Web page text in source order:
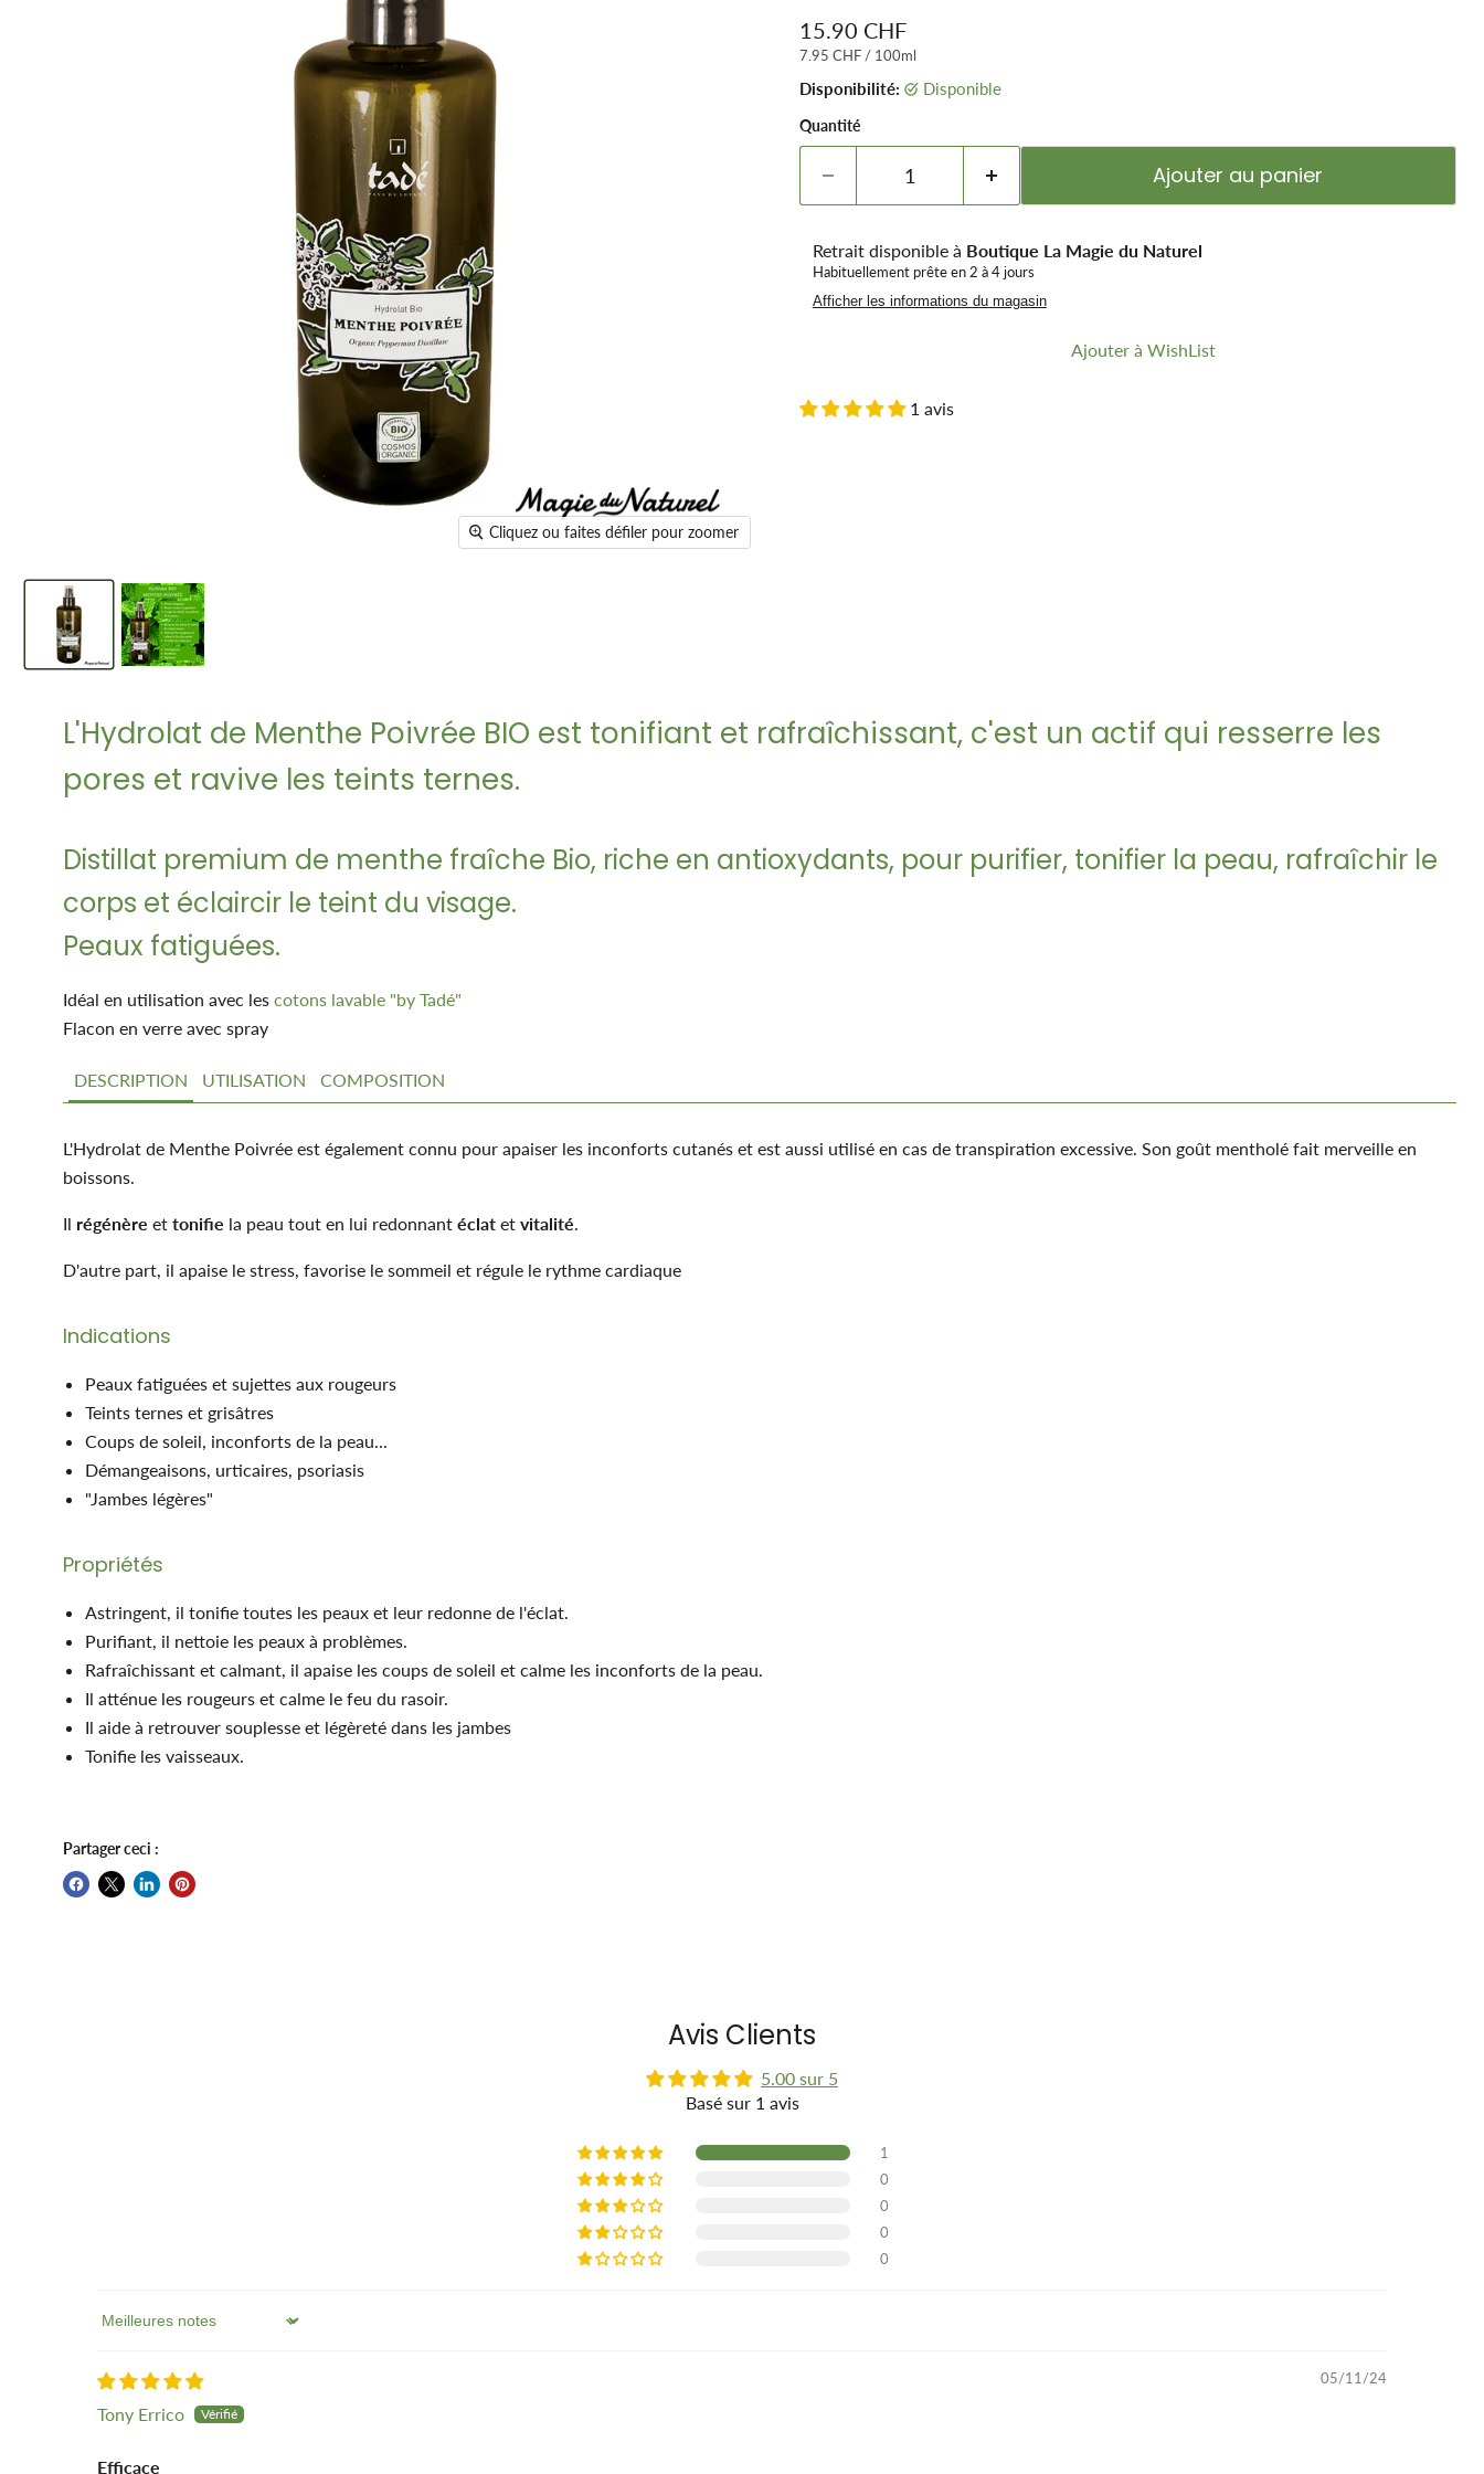
Cliquez ou faites défiler pour zoomer
Prix remisé
15.90 CHF
7.95 CHF/ 100ml
Disponibilité: Disponible
Quantité
Ajouter au panier
Retrait disponible à Boutique La Magie du Naturel
Habituellement prête en 2 à 4 jours
Afficher les informations du magasin
Ajouter à WishList
1 avis
L'Hydrolat de Menthe Poivrée BIO est tonifiant et rafraîchissant, c'est un actif qui resserre les
pores et ravive les teints ternes.
Distillat premium de menthe fraîche Bio, riche en antioxydants, pour purifier, tonifier la peau, rafraîchir le
corps et éclaircir le teint du visage.
Peaux fatiguées.
Idéal en utilisation avec lescotons lavable "by Tadé"
Flacon en verre avec spray
DESCRIPTION UTILISATION COMPOSITION
L'Hydrolat de Menthe Poivrée est également connu pour apaiser les inconforts cutanés et est aussi utilisé en cas de transpiration excessive. Son goût mentholé fait merveille en
boissons.
Il régénère ettonifie la peau tout en lui redonnantéclat etvitalité.
D'autre part, il apaise le stress, favorise le sommeil et régule le rythme cardiaque
Indications
Peaux fatiguées et sujettes aux rougeurs
Teints ternes et grisâtres
Coups de soleil, inconforts de la peau...
Démangeaisons, urticaires, psoriasis
"Jambes légères"
Propriétés
Astringent, il tonifie toutes les peaux et leur redonne de l'éclat.
Purifiant, il nettoie les peaux à problèmes.
Rafraîchissant et calmant, il apaise les coups de soleil et calme les inconforts de la peau.
Il atténue les rougeurs et calme le feu du rasoir.
Il aide à retrouver souplesse et légèreté dans les jambes
Tonifie les vaisseaux.
Partager ceci :
Avis Clients
5.00 sur 5
Basé sur 1 avis
1
0
0
0
0
Sort by
05/11/24
Tony Errico
Efficace